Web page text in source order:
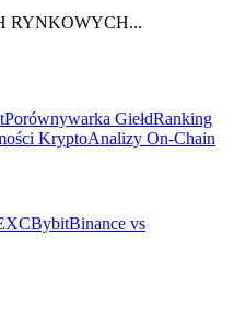
RYNKOWYCH...
Porównywarka GiełdRanking
KryptoAnalizy On-Chain
BybitBinance vs